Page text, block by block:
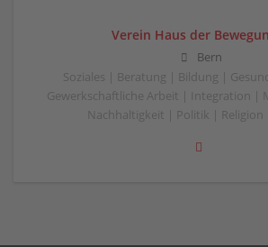
Verein Haus der
Bern
Soziales | Beratung | Bildung |
Gewerkschaftliche Arbeit | Integration |
Nachhaltigkeit | Politik | Religion